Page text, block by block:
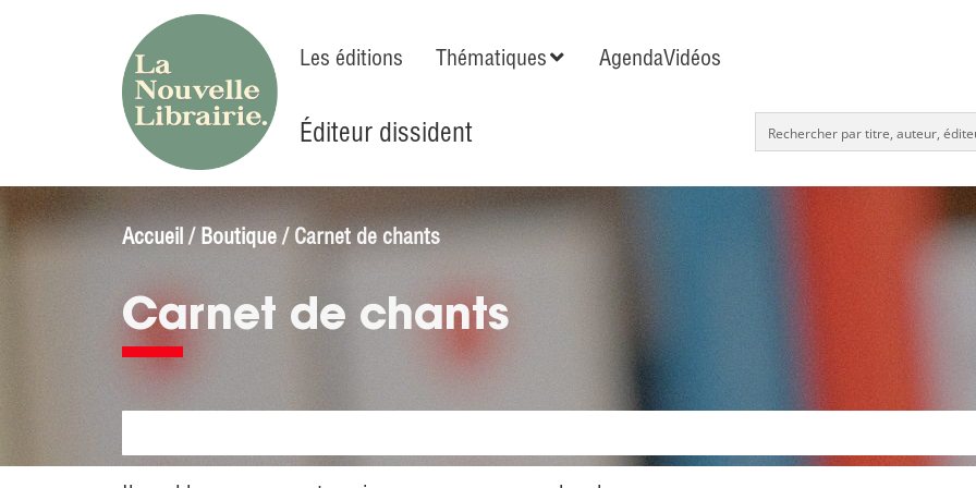
Les éditions Thématiques AgendaVidéos
Éditeur dissident
Accueil / Boutique / Carnet de chants
Carnet de chants